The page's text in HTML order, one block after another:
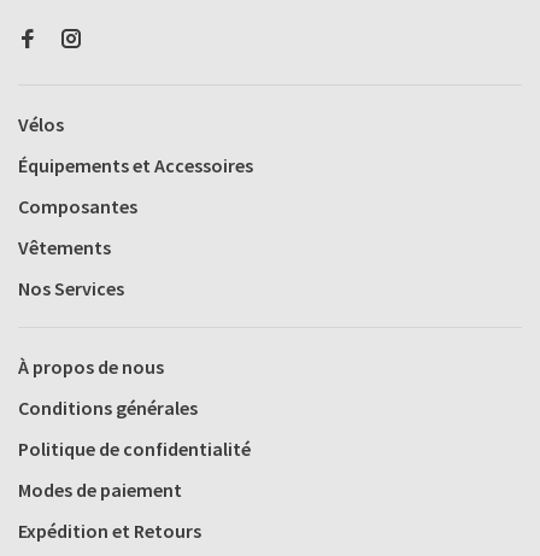
Vélos
Équipements et Accessoires
Composantes
Vêtements
Nos Services
À propos de nous
Conditions générales
Politique de confidentialité
Modes de paiement
Expédition et Retours